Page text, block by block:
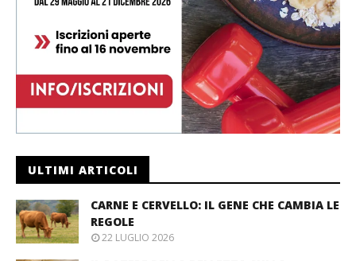
ULTIMI ARTICOLI
CARNE E CERVELLO: IL GENE CHE CAMBIA LE
REGOLE
22 LUGLIO 2026